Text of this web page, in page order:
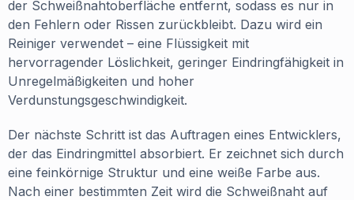
der Schweißnahtoberfläche entfernt, sodass es nur in
den Fehlern oder Rissen zurückbleibt. Dazu wird ein
Reiniger verwendet – eine Flüssigkeit mit
hervorragender Löslichkeit, geringer Eindringfähigkeit in
Unregelmäßigkeiten und hoher
Verdunstungsgeschwindigkeit.
Der nächste Schritt ist das Auftragen eines Entwicklers,
der das Eindringmittel absorbiert. Er zeichnet sich durch
eine feinkörnige Struktur und eine weiße Farbe aus.
Nach einer bestimmten Zeit wird die Schweißnaht auf